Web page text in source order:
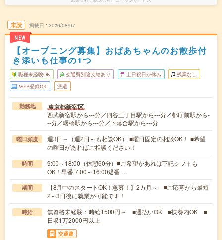
未読
NEW
掲載日 2026/08/07
【オープニング募集】おばあちゃんのお散歩付
き添いも仕事の1つ
職種未経験OK 交通費別途支給あり 土日祝日が休み 残業なし
WEB登録OK 派遣
勤務地 東京都新宿区
西武新宿駅から---分／四谷三丁目駅から---分／都庁前駅から-
--分／曙橋駅から---分／下落合駅から---分
曜日頻度
週3日～（週2日～も相談OK） ■曜日固定の相談OK！ ■希望
の曜日があればご相談ください！
時間
9:00～18:00（休憩60分）■ご希望があれば下記シフトも
OK！早番 7:00～16:00遅番 …
期間
【8月中のスタートOK！急募！】2カ月～ ■ご応募から最短
2～3日後に就業が可能です！
時給
無資格未経験：時給1500円～ ■週払いOK ■扶養内OK ■
日収1万2000円以上
交通費